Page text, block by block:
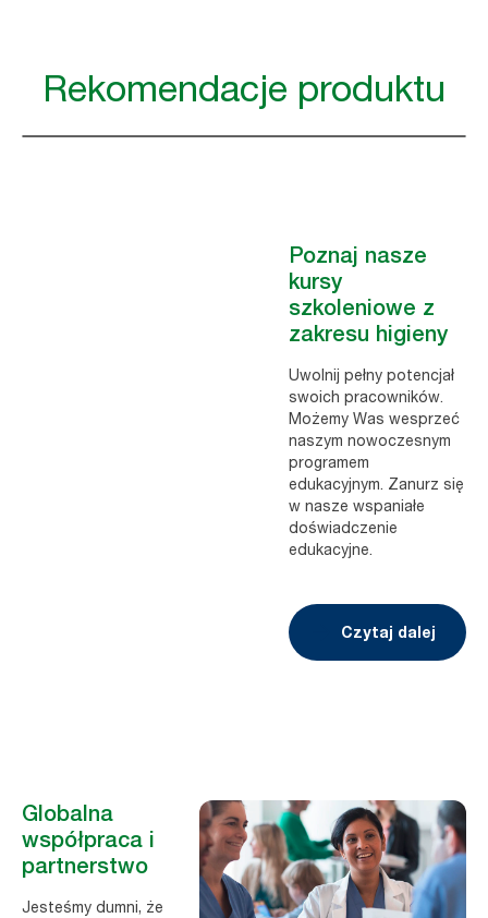
Rekomendacje produktu
Poznaj nasze
kursy
szkoleniowe z
zakresu higieny
Uwolnij pełny potencjał
swoich pracowników.
Możemy Was wesprzeć
naszym nowoczesnym
programem
edukacyjnym. Zanurz się
w nasze wspaniałe
doświadczenie
edukacyjne.
Czytaj dalej
Globalna
współpraca i
partnerstwo
Jesteśmy dumni, że